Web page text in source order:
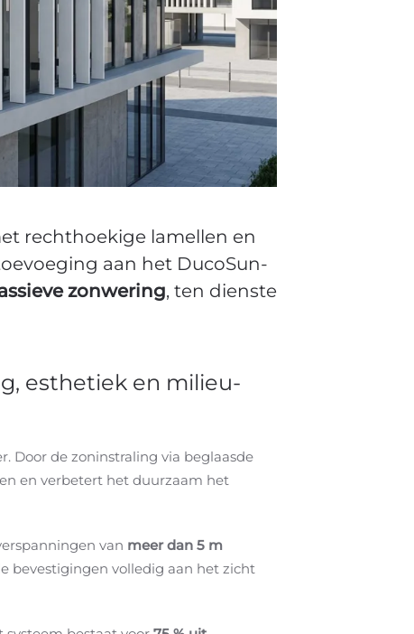
rechthoekige lamellen en
aan het DucoSun-
zonwering, ten dienste
esthetiek en milieu-
Door de zoninstraling via beglaasde
en verbetert het duurzaam het
van meer dan 5 m
bevestigingen volledig aan het zicht